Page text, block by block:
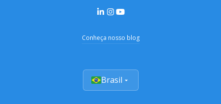
Conheça nosso blog
Brasil